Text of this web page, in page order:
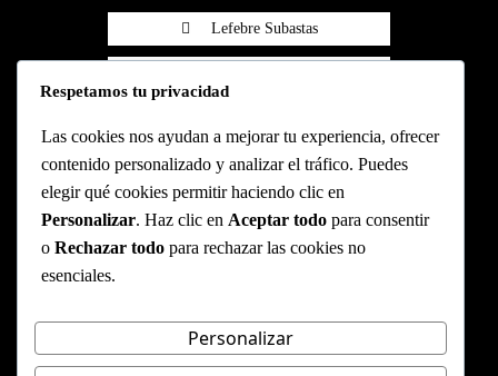
Lefebre Subastas
CONTACTO
(+57) 601 - 390 - 2344
Respetamos tu privacidad
Las cookies nos ayudan a mejorar tu experiencia, ofrecer
contenido personalizado y analizar el tráfico. Puedes
elegir qué cookies permitir haciendo clic en
Personalizar. Haz clic en Aceptar todo para consentir
o Rechazar todo para rechazar las cookies no
esenciales.
Personalizar